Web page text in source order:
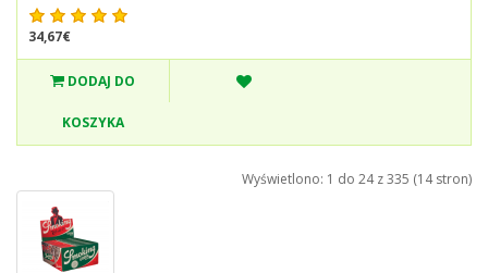
34,67€
DODAJ DO
KOSZYKA
Wyświetlono: 1 do 24 z 335 (14 stron)